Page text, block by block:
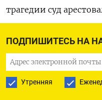
ПОДПИШИТЕСЬ НА
Утренняя
трагедии суд
предприятия
Последнего
летом 2022 года.
До инцидента на